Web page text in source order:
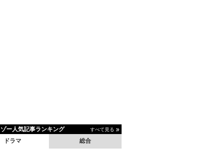
ー人気記事ランキング すべて見る
ドラマ 総合